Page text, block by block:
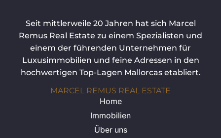
Seit mittlerweile 20 Jahren hat sich Marcel
Remus Real Estate zu einem Spezialisten und
einem der führenden Unternehmen für
Luxusimmobilien und feine Adressen in den
hochwertigen Top-Lagen Mallorcas etabliert.
MARCEL REMUS REAL ESTATE
Home
Immobilien
Über uns